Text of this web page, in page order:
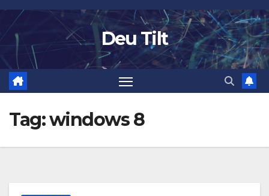
Skip
to
content
Deu Tilt
Tag:windows 8